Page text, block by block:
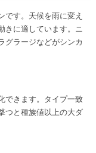
です。天候を雨に変え
きに適しています。ニ
グラージなどがシンカ
できます。タイプ一致
つと種族値以上の大ダ